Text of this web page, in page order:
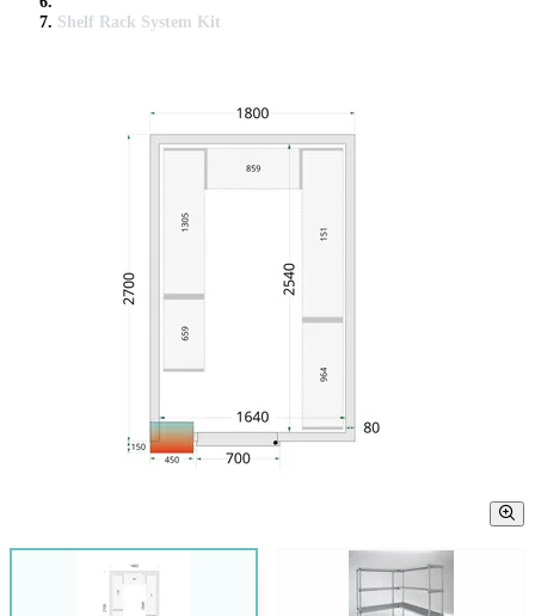
Shelf Rack System Kit